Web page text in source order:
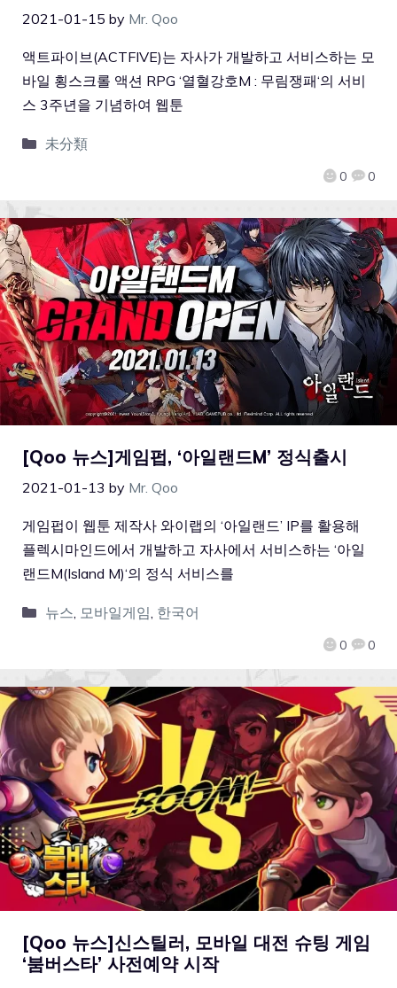
2021-01-15 by Mr. Qoo
0 0
액트파이브(ACTFIVE)는 자사가 개발하고 서비스하는 모
바일 횡스크롤 액션 RPG ‘열혈강호M : 무림쟁패‘의 서비
스 3주년을 기념하여 웹툰
未分類
[Qoo 뉴스]게임펍, ‘아일랜드M’ 정식출시
2021-01-13 by Mr. Qoo
0 0
게임펍이 웹툰 제작사 와이랩의 ‘아일랜드’ IP를 활용해
플렉시마인드에서 개발하고 자사에서 서비스하는 ‘아일
랜드M(Island M)‘의 정식 서비스를
뉴스 모바일게임 한국어
[Qoo 뉴스]신스틸러, 모바일 대전 슈팅 게임
‘붐버스타’ 사전예약 시작